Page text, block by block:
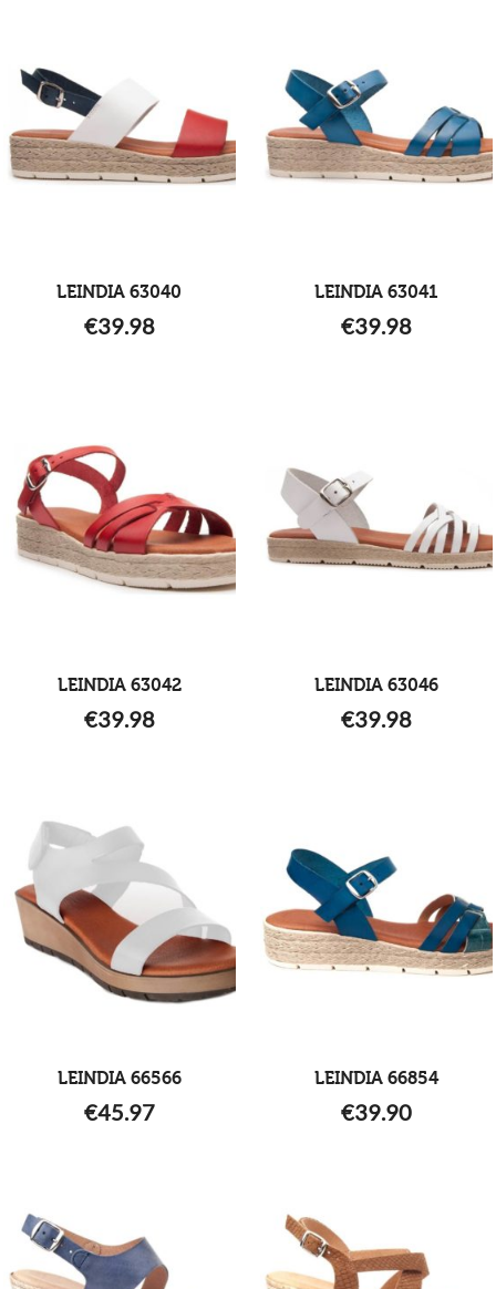
LEINDIA 63040
€39.98
LEINDIA 63041
€39.98
LEINDIA 63042
€39.98
LEINDIA 63046
€39.98
LEINDIA 66566
€45.97
LEINDIA 66854
€39.90